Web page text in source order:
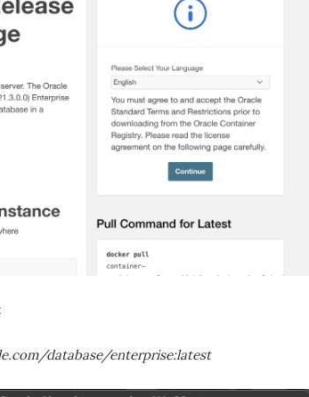
database/enterprise:latest